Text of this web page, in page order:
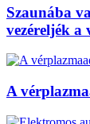
Szaunába
vezéreljék a
A